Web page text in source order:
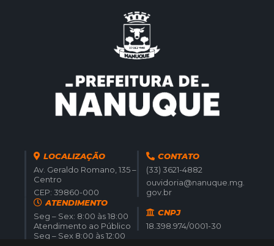
LOCALIZAÇÃO
Av. Geraldo Romano, 135 –
Centro
CEP: 39860-000
CONTATO
(33) 3621-4882
ouvidoria@nanuque.mg.
gov.br
ATENDIMENTO
Seg – Sex: 8:00 às 18:00
Atendimento ao Público
Seg – Sex 8:00 às 12:00
CNPJ
18.398.974/0001-30